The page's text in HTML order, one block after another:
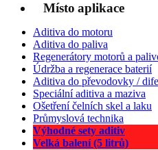
Místo aplikace
Aditiva do motoru
Aditiva do paliva
Regenerátory motorů a
Údržba a regenerace baterií
Aditiva do převodovky /
Speciální aditiva a maziva
Ošetření čelních skel a laku
Průmyslová technika
Výhodné sety aditiv
Velká balení (5 litrů)